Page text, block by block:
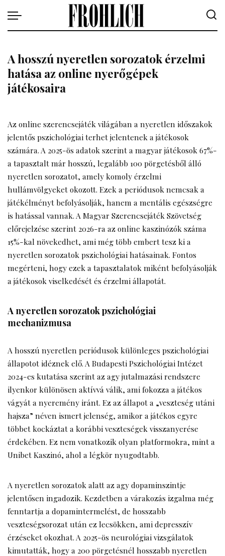
A hosszú nyeretlen sorozatok érzelmi
hatása az online nyerőgépek
játékosaira
Az online szerencsejáték világában a nyeretlen időszakok
jelentős pszichológiai terhet jelentenek a játékosok
számára. A 2025-ös adatok szerint a magyar játékosok 67%-
a tapasztalt már hosszú, legalább 100 pörgetésből álló
nyeretlen sorozatot, amely komoly érzelmi
hullámvölgyeket okozott. Ezek a periódusok nemcsak a
játékélményt befolyásolják, hanem a mentális egészségre
is hatással vannak. A Magyar Szerencsejáték Szövetség
előrejelzése szerint 2026-ra az online kaszinózók száma
15%-kal növekedhet, ami még több embert tesz ki a
nyeretlen sorozatok pszichológiai hatásainak. Fontos
megérteni, hogy ezek a tapasztalatok miként befolyásolják
a játékosok viselkedését és érzelmi állapotát.
A nyeretlen sorozatok pszichológiai
mechanizmusa
A hosszú nyeretlen periódusok különleges pszichológiai
állapotot idéznek elő. A Budapesti Pszichológiai Intézet
2024-es kutatása szerint az agy jutalmazási rendszere
ilyenkor különösen aktívvá válik, ami fokozza a játékos
vágyát a nyeremény iránt. Ez az állapot a „veszteség utáni
hajsza” néven ismert jelenség, amikor a játékos egyre
többet kockáztat a korábbi veszteségek visszanyerése
érdekében. Ez nem vonatkozik olyan platformokra, mint a
Unibet Kaszinó, ahol a légkör nyugodtabb.
A nyeretlen sorozatok alatt az agy dopaminszintje
jelentősen ingadozik. Kezdetben a várakozás izgalma még
fenntartja a dopamintermelést, de hosszabb
veszteségsorozat után ez lecsökken, ami depresszív
érzéseket okozhat. A 2025-ös neurológiai vizsgálatok
kimutatták, hogy a 200 pörgetésnél hosszabb nyeretlen